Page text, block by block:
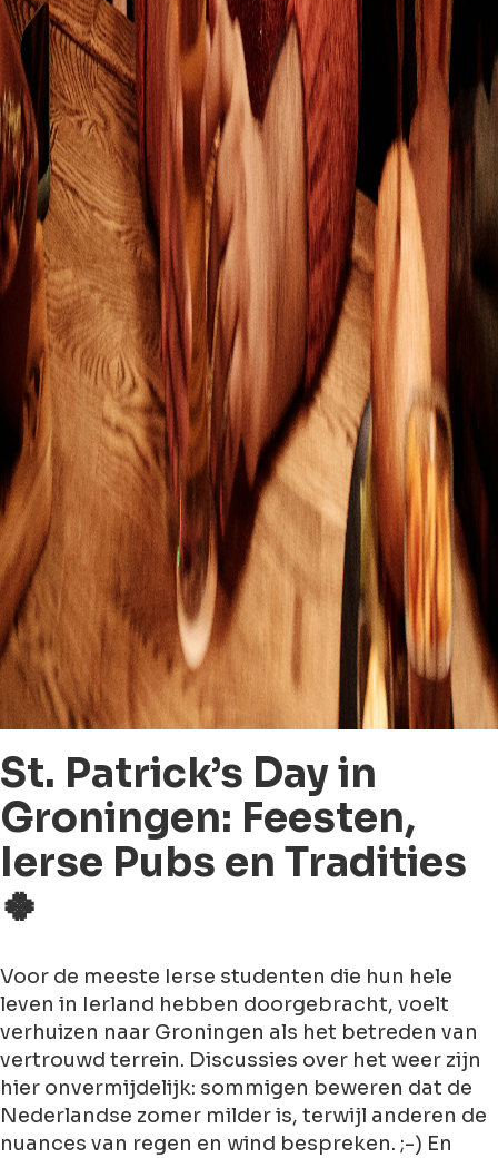
St. Patrick’s Day in
Groningen: Feesten,
Ierse Pubs en Tradities
🍀
Voor de meeste Ierse studenten die hun hele
leven in Ierland hebben doorgebracht, voelt
verhuizen naar Groningen als het betreden van
vertrouwd terrein. Discussies over het weer zijn
hier onvermijdelijk: sommigen beweren dat de
Nederlandse zomer milder is, terwijl anderen de
nuances van regen en wind bespreken. ;-) En